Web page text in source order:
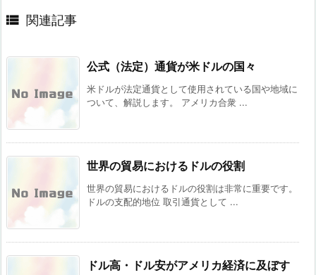
 関連記事
公式（法定）通貨が米ドルの国々
米ドルが法定通貨として使用されている国や地域に
ついて、解説します。 アメリカ合衆 ...
世界の貿易におけるドルの役割
世界の貿易におけるドルの役割は非常に重要です。
ドルの支配的地位 取引通貨として ...
ドル高・ドル安がアメリカ経済に及ぼす